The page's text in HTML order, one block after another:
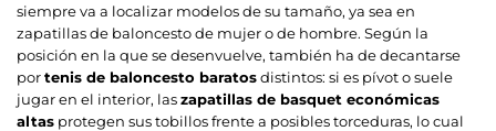
siempre va a localizar modelos de su tamaño, ya sea en
zapatillas de baloncesto de mujer o de hombre. Según la
posición en la que se desenvuelve, también ha de decantarse
portenis de baloncesto baratosdistintos: si es pívot o suele
jugar en el interior, laszapatillas de basquet económicas
altas protegen sus tobillos frente a posibles torceduras, lo cual